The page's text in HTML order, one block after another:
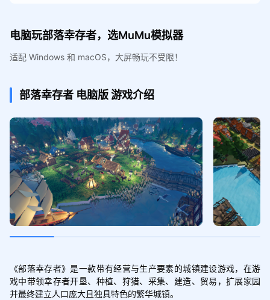
电脑玩部落幸存者，选MuMu模拟器
适配 Windows 和 macOS，大屏畅玩不受限！
部落幸存者 电脑版游戏介绍
《部落幸存者》是一款带有经营与生产要素的城镇建设游戏，在游
戏中带领幸存者开垦、种植、狩猎、采集、建造、贸易，扩展家园
并最终建立人口庞大且独具特色的繁华城镇。